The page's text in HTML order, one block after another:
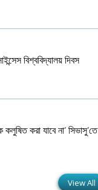
বিশ্ববিদ্যালয় দিবস
করা যাবে না’ সিভাসু’তে
View All